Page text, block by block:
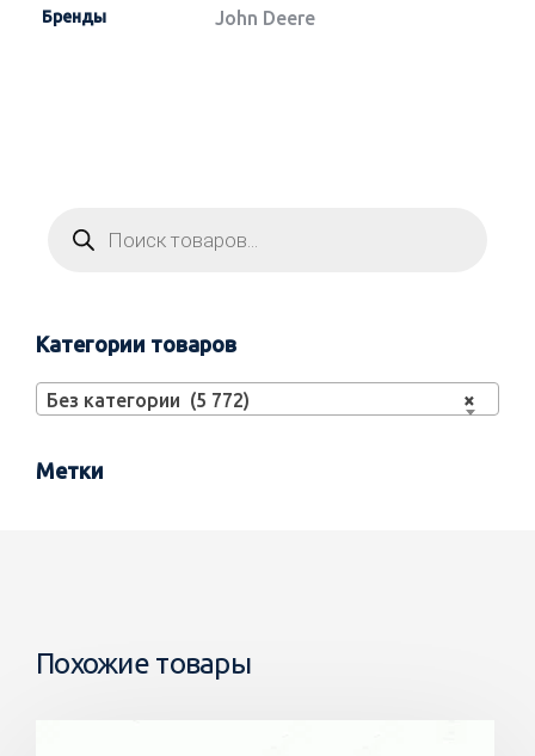
Бренды John Deere
Категории товаров
×
Без категории (5 772)
Метки
Похожие товары